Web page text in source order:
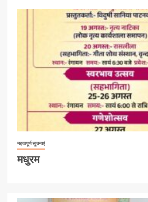
महत्वपूर्ण सूचनाएं
मधुरम